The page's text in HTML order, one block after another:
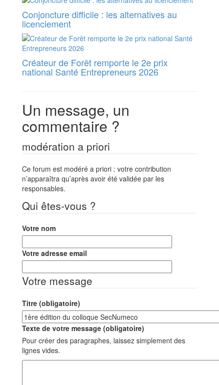
Conjoncture difficile : les alternatives au
licenciement
Créateur de Forêt remporte le 2e prix
national Santé Entrepreneurs 2026
Un message, un
commentaire ?
modération a priori
Ce forum est modéré a priori : votre contribution
n’apparaîtra qu’après avoir été validée par les
responsables.
Qui êtes-vous ?
Votre nom
Votre adresse email
Votre message
Titre (obligatoire)
Texte de votre message (obligatoire)
Pour créer des paragraphes, laissez simplement des
lignes vides.